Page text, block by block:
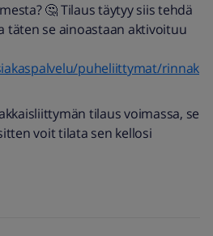
🤔 Tilaus täytyy siis tehdä
täten se ainoastaan aktivoituu
puheliittymat/rinnak
tilaus voimassa, se
voit tilata sen kellosi